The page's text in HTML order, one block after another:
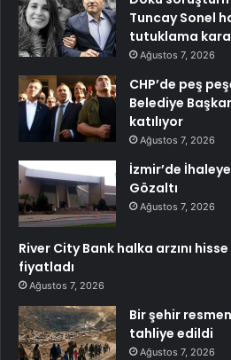
Tuncay Sonel
tutuklama
Ağustos 7, 2026
CHP’de peş
Belediye
katılıyor
Ağustos 7, 2026
İzmir’de
Gözaltı
Ağustos 7, 2026
River City Bank halka arzını
fiyatladı
Ağustos 7, 2026
Bir şehir
tahliye edildi
Ağustos 7, 2026